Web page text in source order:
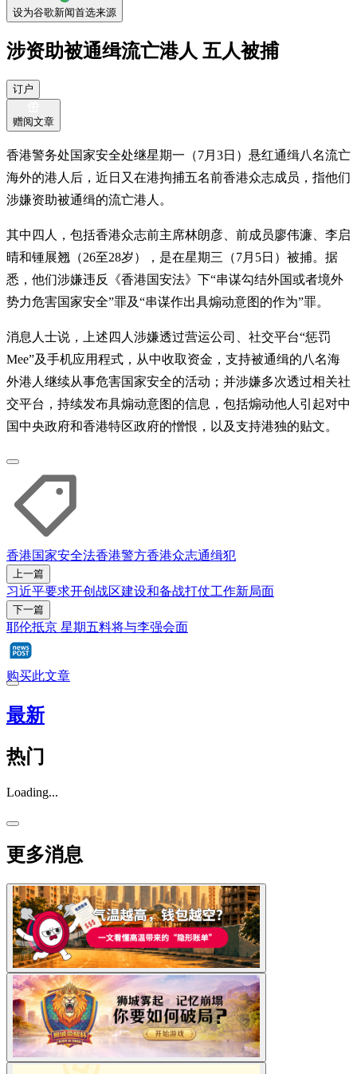
设为谷歌新闻首选来源
涉资助被通缉流亡港人 五人被捕
订户
赠阅文章
香港警务处国家安全处继星期一（7月3日）悬红通缉八名流亡
海外的港人后，近日又在港拘捕五名前香港众志成员，指他们
涉嫌资助被通缉的流亡港人。
其中四人，包括香港众志前主席林朗彦、前成员廖伟濂、李启
晴和锺展翘（26至28岁），是在星期三（7月5日）被捕。据
悉，他们涉嫌违反《香港国安法》下“串谋勾结外国或者境外
势力危害国家安全”罪及“串谋作出具煽动意图的作为”罪。
消息人士说，上述四人涉嫌透过营运公司、社交平台“惩罚
Mee”及手机应用程式，从中收取资金，支持被通缉的八名海
外港人继续从事危害国家安全的活动；并涉嫌多次透过相关社
交平台，持续发布具煽动意图的信息，包括煽动他人引起对中
国中央政府和香港特区政府的憎恨，以及支持港独的贴文。
香港国家安全法香港警方香港众志通缉犯
上一篇
习近平要求开创战区建设和备战打仗工作新局面
下一篇
耶伦抵京 星期五料将与李强会面
购买此文章
最新
热门
Loading...
更多消息